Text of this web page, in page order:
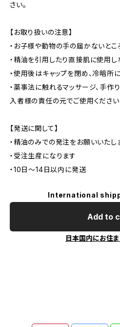
さい。
【お取り扱いの注意】
・お子様や動物の手の届かないとこ
・精油を引用したり直接肌に使用し
・使用後はキャップを閉め、冷暗所
・薬事法に触れるマッサージ、手
入者様の責任の元でご使用ください
【発送に関して】
・精油のみでの発注をお願いいたし
・受注生産になります
・10日〜14日以内に発送
International
Add to
日本国内にお住